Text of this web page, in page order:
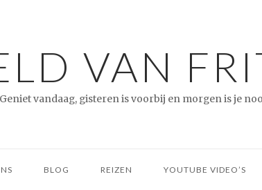
VAN
Geniet vandaag, gisteren is voorbij en morgen is je
BLOG REIZEN YOUTUBE VIDEO’S